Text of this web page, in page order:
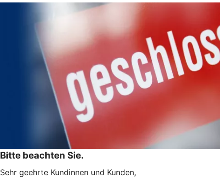
Bitte beachten Sie.
Sehr geehrte Kundinnen und Kunden,